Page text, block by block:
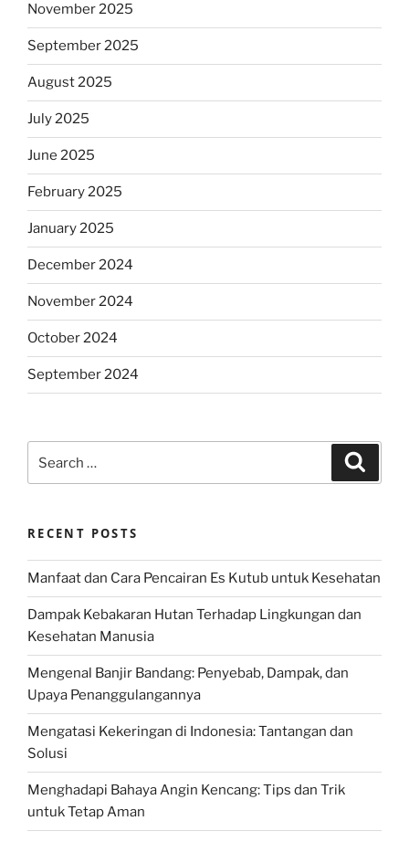
November 2025
September 2025
August 2025
July 2025
June 2025
February 2025
January 2025
December 2024
November 2024
October 2024
September 2024
for:
RECENT POSTS
Manfaat dan Cara Pencairan Es Kutub untuk Kesehatan
Dampak Kebakaran Hutan Terhadap Lingkungan dan
Kesehatan Manusia
Mengenal Banjir Bandang: Penyebab, Dampak, dan
Upaya Penanggulangannya
Mengatasi Kekeringan di Indonesia: Tantangan dan
Solusi
Menghadapi Bahaya Angin Kencang: Tips dan Trik
untuk Tetap Aman